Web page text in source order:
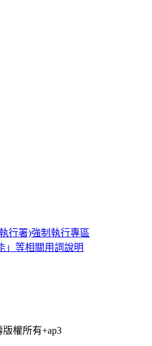
行署)強制執行專區
」等相關用詞說明
版權所有+ap3